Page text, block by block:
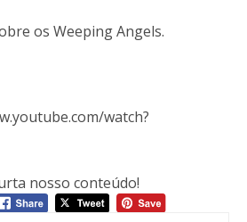
os Weeping Angels.
watch?
nosso conteúdo!